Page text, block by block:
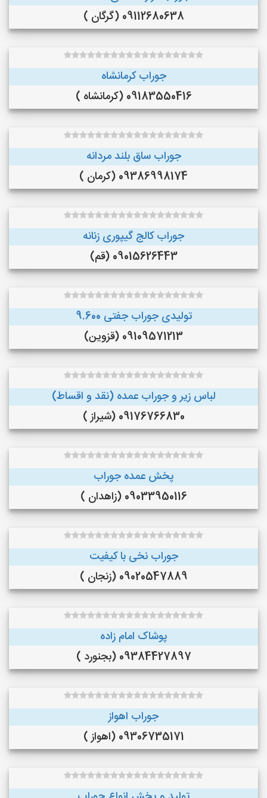
09112680638 (گرگان )
جوراب کرمانشاه
09183550416 (کرمانشاه )
جوراب ساق بلند مردانه
09386998174 (کرمان )
جوراب کالج گیپوری زنانه
09015626443 (قم)
تولیدی جوراب جفتی 9.600
09109571213 (قزوین)
لباس زیر و جوراب عمده (نقد و اقساط)
09176766830 (شیراز )
پخش عمده جوراب
09033950116 (زاهدان )
جوراب نخی با کیفیت
09020547889 (زنجان )
پوشاک امام زاده
09384427897 (بجنورد )
جوراب اهواز
09306735171 (اهواز )